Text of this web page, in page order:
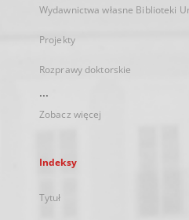
Wydawnictwa własne Biblioteki
Projekty
Rozprawy doktorskie
...
Zobacz więcej
Indeksy
Tytuł